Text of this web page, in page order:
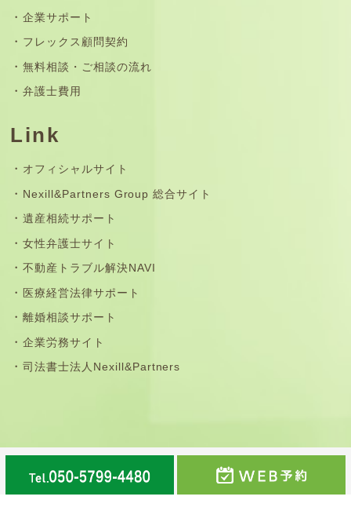
企業サポート
フレックス顧問契約
無料相談・ご相談の流れ
弁護士費用
Link
オフィシャルサイト
Nexill&Partners Group 総合サイト
遺産相続サポート
女性弁護士サイト
不動産トラブル解決NAVI
医療経営法律サポート
離婚相談サポート
企業労務サイト
司法書士法人Nexill&Partners
那珂川市・福岡市南区・春日市・大野城市・筑紫野市・太
宰府市・鳥栖市の法律事務所©弁護士法人Nexill&Partners